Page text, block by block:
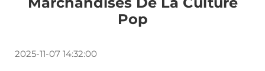
Pop
2025-11-07 14:32:00